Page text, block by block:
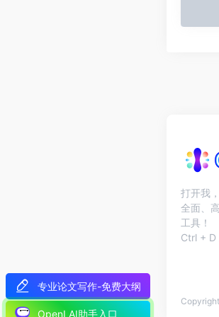
专业论文写作-免费大纲
OpenI AI助手入口
打开我
全面、
工具！
Ctrl + D